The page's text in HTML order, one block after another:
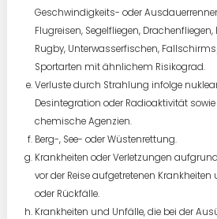
Geschwindigkeits- oder
Flugreisen, Segelfliegen, Drachenfliegen,
Rugby, Unterwasserfischen,
Sportarten mit ähnlichem Risikograd.
Verluste durch Strahlung infolge
Desintegration oder Radioaktivität
chemische Agenzien.
Berg-, See- oder Wüstenrettung.
Krankheiten oder Verletzungen
vor der Reise aufgetretenen
oder Rückfälle.
Krankheiten und Unfälle, die bei der